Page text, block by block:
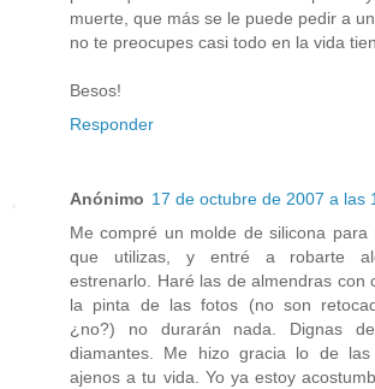
muerte, que más se le puede pedir a
no te preocupes casi todo en la vida
Besos!
Responder
Anónimo 17 de octubre de 2007 a las
Me compré un molde de silicona para
que utilizas, y entré a robarte
estrenarlo. Haré las de almendras con
la pinta de las fotos (no son
¿no?) no durarán nada. Dignas
diamantes. Me hizo gracia lo de
ajenos a tu vida. Yo ya estoy